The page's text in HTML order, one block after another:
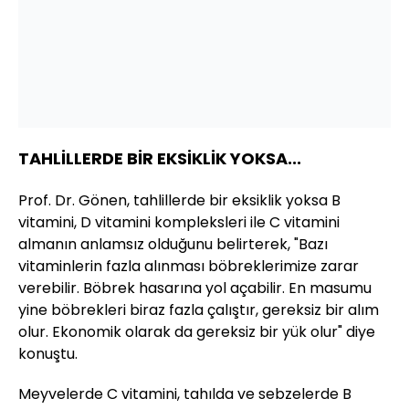
TAHLİLLERDE BİR EKSİKLİK YOKSA...
Prof. Dr. Gönen, tahlillerde bir eksiklik yoksa B
vitamini, D vitamini kompleksleri ile C vitamini
almanın anlamsız olduğunu belirterek, "Bazı
vitaminlerin fazla alınması böbreklerimize zarar
verebilir. Böbrek hasarına yol açabilir. En masumu
yine böbrekleri biraz fazla çalıştır, gereksiz bir alım
olur. Ekonomik olarak da gereksiz bir yük olur" diye
konuştu.
Meyvelerde C vitamini, tahılda ve sebzelerde B